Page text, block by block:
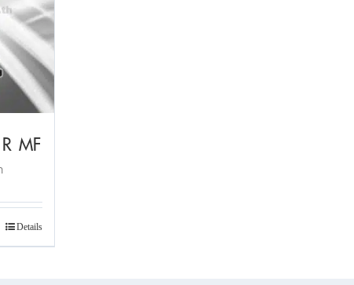
MF
Details